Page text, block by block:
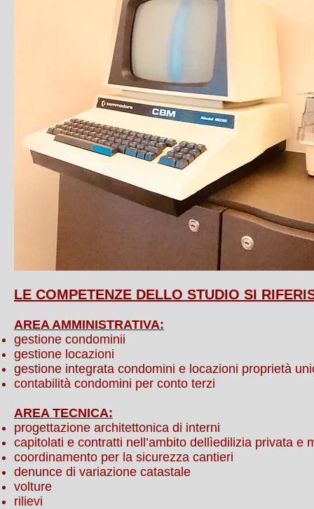
LE COMPETENZE DELLO STUDIO SI
AREA AMMINISTRATIVA:
gestione condominii
gestione locazioni
gestione integrata condomini e locazioni proprietà
contabilità condomini per conto terzi
AREA TECNICA:
progettazione architettonica di interni
capitolati e contratti nell’ambito dellìedilizia privata e
coordinamento per la sicurezza cantieri
denunce di variazione catastale
volture
rilievi